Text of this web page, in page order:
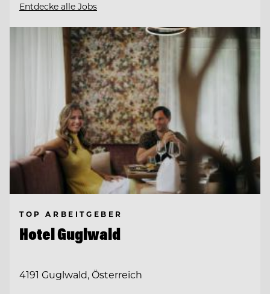
Entdecke alle Jobs
TOP ARBEITGEBER
Hotel Guglwald
4191 Guglwald, Österreich